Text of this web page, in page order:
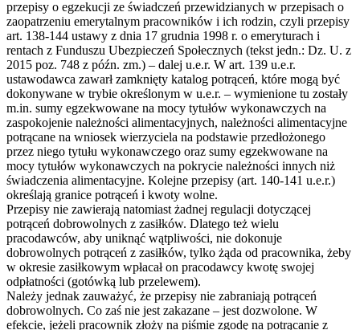
przepisy o egzekucji ze świadczeń przewidzianych w przepisach o
zaopatrzeniu emerytalnym pracowników i ich rodzin, czyli przepisy
art. 138-144 ustawy z dnia 17 grudnia 1998 r. o emeryturach i
rentach z Funduszu Ubezpieczeń Społecznych (tekst jedn.: Dz. U. z
2015 poz. 748 z późn. zm.) – dalej u.e.r. W art. 139 u.e.r.
ustawodawca zawarł zamknięty katalog potrąceń, które mogą być
dokonywane w trybie określonym w u.e.r. – wymienione tu zostały
m.in. sumy egzekwowane na mocy tytułów wykonawczych na
zaspokojenie należności alimentacyjnych, należności alimentacyjne
potrącane na wniosek wierzyciela na podstawie przedłożonego
przez niego tytułu wykonawczego oraz sumy egzekwowane na
mocy tytułów wykonawczych na pokrycie należności innych niż
świadczenia alimentacyjne. Kolejne przepisy (art. 140-141 u.e.r.)
określają granice potrąceń i kwoty wolne.
Przepisy nie zawierają natomiast żadnej regulacji dotyczącej
potrąceń dobrowolnych z zasiłków. Dlatego też wielu
pracodawców, aby uniknąć wątpliwości, nie dokonuje
dobrowolnych potrąceń z zasiłków, tylko żąda od pracownika, żeby
w okresie zasiłkowym wpłacał on pracodawcy kwotę swojej
odpłatności (gotówką lub przelewem).
Należy jednak zauważyć, że przepisy nie zabraniają potrąceń
dobrowolnych. Co zaś nie jest zakazane – jest dozwolone. W
efekcie, jeżeli pracownik złoży na piśmie zgodę na potrącanie z